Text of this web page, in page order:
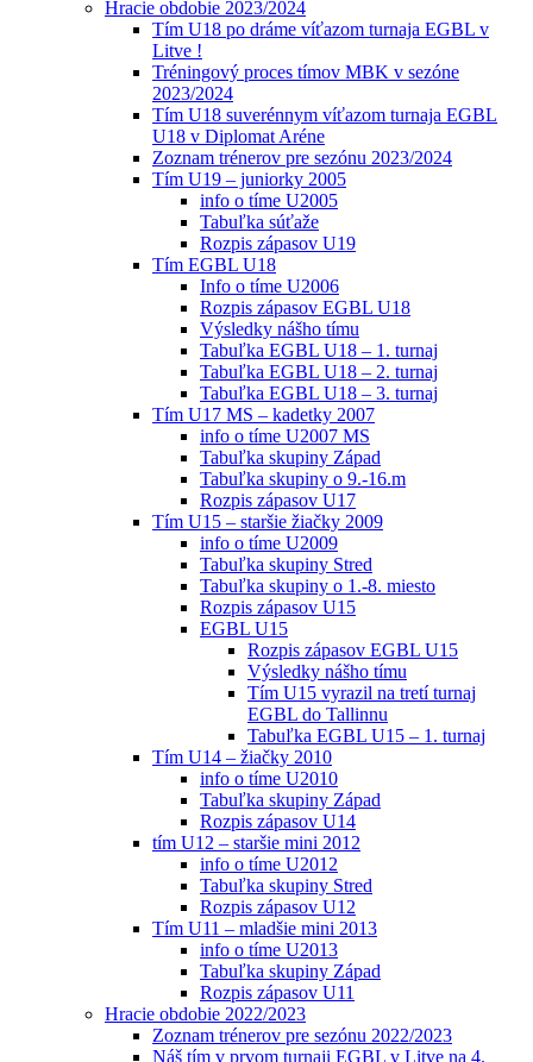
Hracie obdobie 2023/2024
Tím U18 po dráme víťazom turnaja EGBL v
Litve !
Tréningový proces tímov MBK v sezóne
2023/2024
Tím U18 suverénnym víťazom turnaja EGBL
U18 v Diplomat Aréne
Zoznam trénerov pre sezónu 2023/2024
Tím U19 – juniorky 2005
info o tíme U2005
Tabuľka súťaže
Rozpis zápasov U19
Tím EGBL U18
Info o tíme U2006
Rozpis zápasov EGBL U18
Výsledky nášho tímu
Tabuľka EGBL U18 – 1. turnaj
Tabuľka EGBL U18 – 2. turnaj
Tabuľka EGBL U18 – 3. turnaj
Tím U17 MS – kadetky 2007
info o tíme U2007 MS
Tabuľka skupiny Západ
Tabuľka skupiny o 9.-16.m
Rozpis zápasov U17
Tím U15 – staršie žiačky 2009
info o tíme U2009
Tabuľka skupiny Stred
Tabuľka skupiny o 1.-8. miesto
Rozpis zápasov U15
EGBL U15
Rozpis zápasov EGBL U15
Výsledky nášho tímu
Tím U15 vyrazil na tretí turnaj
EGBL do Tallinnu
Tabuľka EGBL U15 – 1. turnaj
Tím U14 – žiačky 2010
info o tíme U2010
Tabuľka skupiny Západ
Rozpis zápasov U14
tím U12 – staršie mini 2012
info o tíme U2012
Tabuľka skupiny Stred
Rozpis zápasov U12
Tím U11 – mladšie mini 2013
info o tíme U2013
Tabuľka skupiny Západ
Rozpis zápasov U11
Hracie obdobie 2022/2023
Zoznam trénerov pre sezónu 2022/2023
Náš tím v prvom turnaji EGBL v Litve na 4.